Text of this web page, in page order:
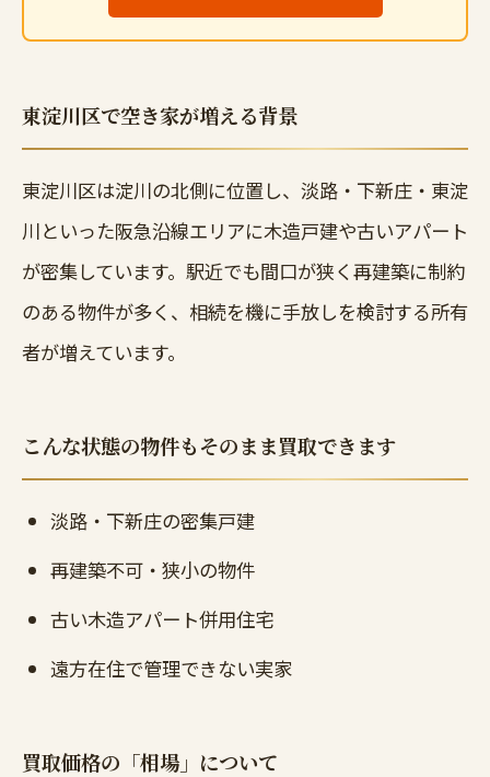
東淀川区で空き家が増える背景
東淀川区は淀川の北側に位置し、淡路・下新庄・東淀
川といった阪急沿線エリアに木造戸建や古いアパート
が密集しています。駅近でも間口が狭く再建築に制約
のある物件が多く、相続を機に手放しを検討する所有
者が増えています。
こんな状態の物件もそのまま買取できます
淡路・下新庄の密集戸建
再建築不可・狭小の物件
古い木造アパート併用住宅
遠方在住で管理できない実家
買取価格の「相場」について